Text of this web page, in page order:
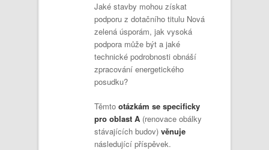
Jaké stavby mohou získat
podporu z dotačního titulu Nová
zelená úsporám, jak vysoká
podpora může být a jaké
technické podrobnosti obnáší
zpracování energetického
posudku?
Těmto otázkám se specificky
pro oblast A (renovace obálky
stávajících budov) věnuje
následující příspěvek.